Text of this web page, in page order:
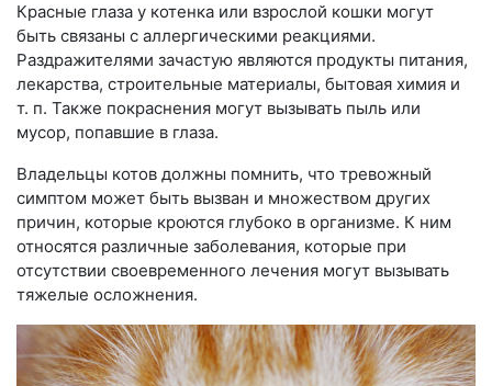
Красные глаза у котенка или взрослой кошки могут
быть связаны с аллергическими реакциями.
Раздражителями зачастую являются продукты питания,
лекарства, строительные материалы, бытовая химия и
т. п. Также покраснения могут вызывать пыль или
мусор, попавшие в глаза.
Владельцы котов должны помнить, что тревожный
симптом может быть вызван и множеством других
причин, которые кроются глубоко в организме. К ним
относятся различные заболевания, которые при
отсутствии своевременного лечения могут вызывать
тяжелые осложнения.